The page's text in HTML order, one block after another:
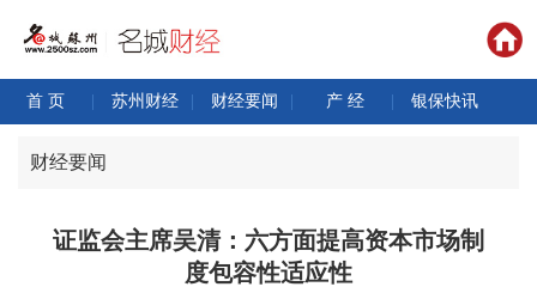
首 页 | 苏州财经 | 财经要闻 | 产 经 | 银保快讯
财经要闻
证监会主席吴清：六方面提高资本市场制
度包容性适应性